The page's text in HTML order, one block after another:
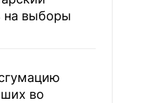
на выборы
во